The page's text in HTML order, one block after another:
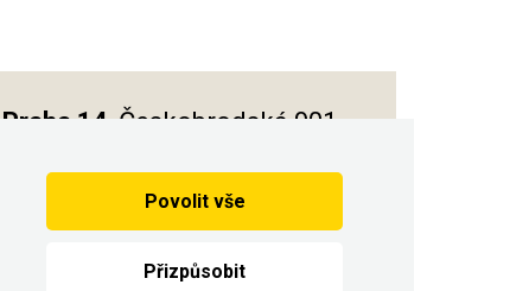
Praha 14, Českobrodská 901
Přizpůsobit
Povolit vše